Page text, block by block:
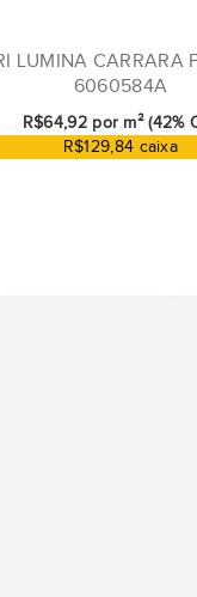
LUMINA CARRARA
6060584A
R$64,92 por m² (42%
R$129,84 caixa